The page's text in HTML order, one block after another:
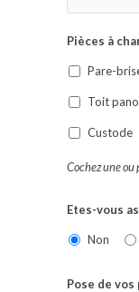
Pièces à
Pare-
Toit
Custode
Cochez une ou
Etes-vous
Non
Pose de